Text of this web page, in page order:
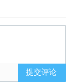
提交评论